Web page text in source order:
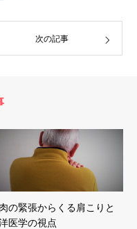
次の記事
の緊張からくる肩こりと
医学の視点